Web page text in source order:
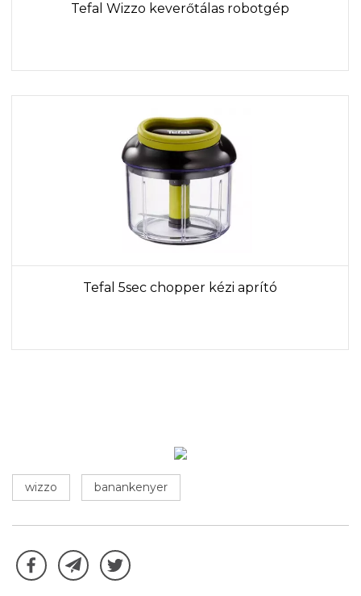
Tefal Wizzo keverőtálas robotgép
Tefal 5sec chopper kézi aprító
wizzo banankenyer